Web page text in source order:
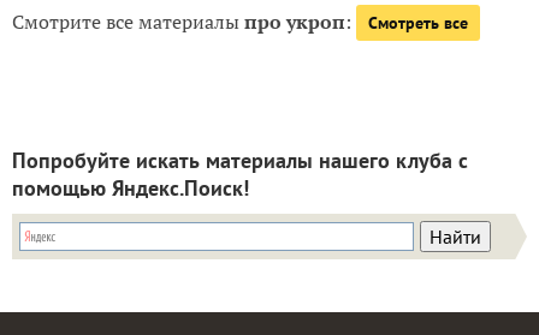
Смотрите все материалыпро укроп: Смотреть все
Попробуйте искать материалы нашего клуба с
помощью Яндекс.Поиск!